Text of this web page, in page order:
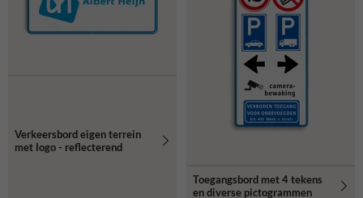
Verkeersbord eigen terrein
met logo - reflecterend
Toegangsbord met 4 tekens
en diverse pictogrammen